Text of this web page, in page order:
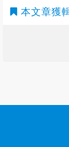
本文章獲